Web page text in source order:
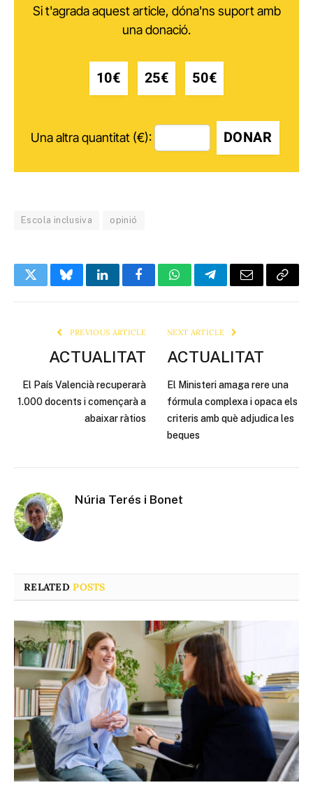
Si t'agrada aquest article, dóna'ns suport amb
una donació.
10€ 25€ 50€
Una altra quantitat (€): DONAR
Escola inclusiva opinió
TwitterBlueskyLinkedInFacebookWhatsAppTelegramEmail Copy
PREVIOUS ARTICLE
ACTUALITAT
El País Valencià recuperarà
1.000 docents i començarà a
abaixar ràtios
NEXT ARTICLE
ACTUALITAT
El Ministeri amaga rere una
fórmula complexa i opaca els
criteris amb què adjudica les
beques
Núria Terés i Bonet
RELATEDPOSTS